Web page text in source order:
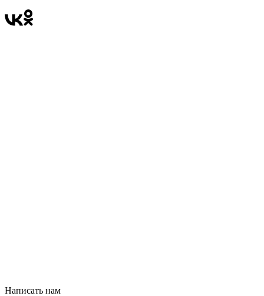
Написать нам